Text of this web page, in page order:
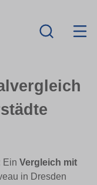
Ein Vergleich mit
in Dresden